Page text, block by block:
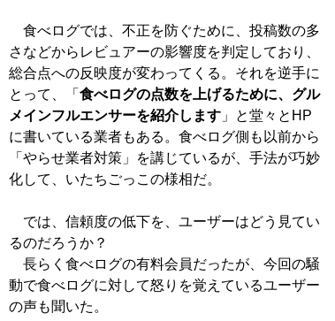
食べログでは、不正を防ぐために、投稿数の多
さなどからレビュアーの影響度を判定しており、
総合点への反映度が変わってくる。それを逆手に
とって、「 食べログの点数を上げるために、グル
メインフルエンサーを紹介します 」と堂々とHP
に書いている業者もある。食べログ側も以前から
「やらせ業者対策」を講じているが、手法が巧妙
化して、いたちごっこの様相だ。
では、信頼度の低下を、ユーザーはどう見てい
るのだろうか？
長らく食べログの有料会員だったが、今回の騒
動で食べログに対して怒りを覚えているユーザー
の声も聞いた。